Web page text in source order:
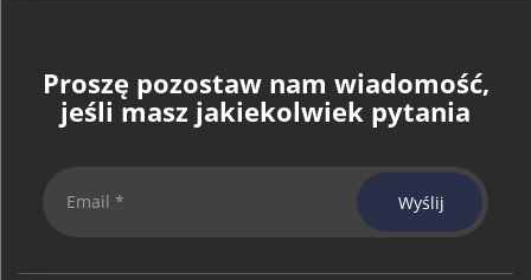
Proszę pozostaw nam wiadomość,
jeśli masz jakiekolwiek pytania
Wyślij